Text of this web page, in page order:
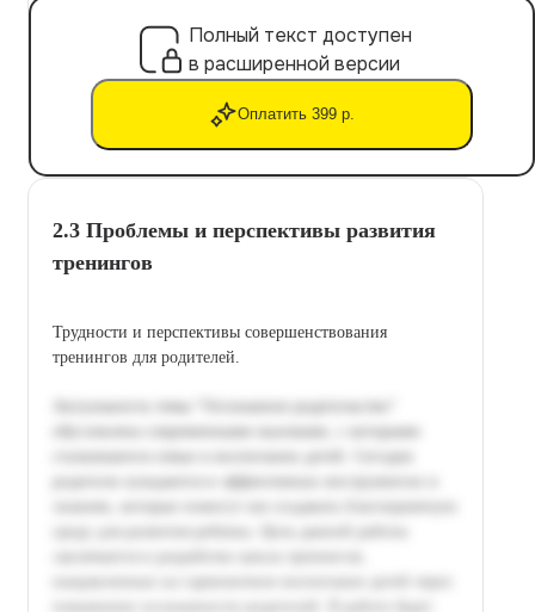
Полный текст доступен
в расширенной версии
Оплатить 399 р.
2.3 Проблемы и перспективы развития
тренингов
Трудности и перспективы совершенствования
тренингов для родителей.